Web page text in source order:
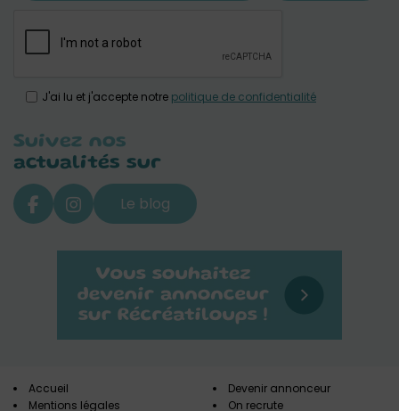
J'ai lu et j'accepte notre politique de confidentialité
Suivez nos
actualités sur
Le blog
Accueil
Mentions légales
Devenir annonceur
On recrute